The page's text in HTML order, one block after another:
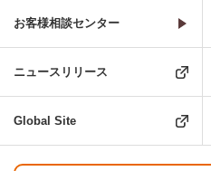
お客様相談センター
ニュースリリース
Global Site